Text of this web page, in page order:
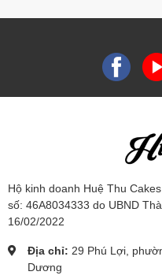
Hộ kinh doanh Huệ Thu
số: 46A8034333 do UBND
16/02/2022
Địa chỉ: 29 Phú Lợi,
Dương